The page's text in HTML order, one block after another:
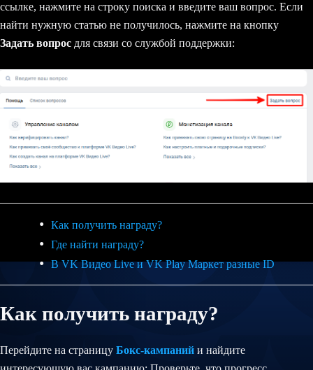
ссылке, нажмите на строку поиска и введите ваш вопрос. Если
найти нужную статью не получилось, нажмите на кнопку
Задать вопрос для связи со службой поддержки:
Как получить награду?
Где найти награду?
В VK Видео Live и VK Play Маркет разные ID
Как получить награду?
Перейдите на страницу Бокс-кампаний и найдите